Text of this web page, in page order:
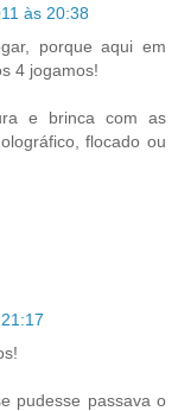
às 20:38
porque aqui em
4 jogamos!
e brinca com as
flocado ou
pudesse passava o